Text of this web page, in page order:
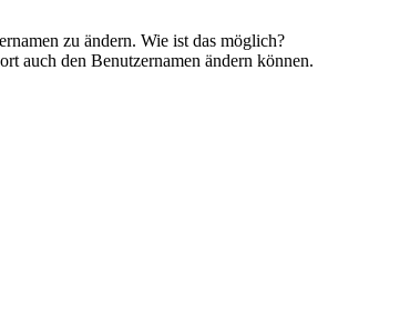
zu ändern. Wie ist das möglich?
auch den Benutzernamen ändern können.